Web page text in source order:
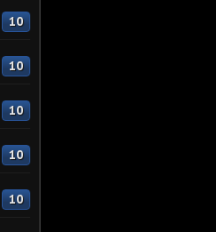
10
10
10
10
10